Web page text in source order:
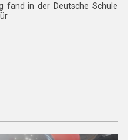
fand in der Deutsche Schule